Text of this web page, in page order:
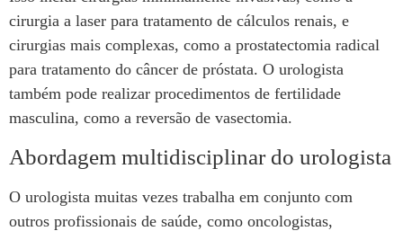
cirurgia a laser para tratamento de cálculos renais, e
cirurgias mais complexas, como a prostatectomia radical
para tratamento do câncer de próstata. O urologista
também pode realizar procedimentos de fertilidade
masculina, como a reversão de vasectomia.
Abordagem multidisciplinar do urologista
O urologista muitas vezes trabalha em conjunto com
outros profissionais de saúde, como oncologistas,